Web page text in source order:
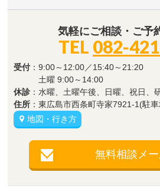
気軽にご相談・ご予
TEL 082-
受付 ：9:00～12:00／15:40～21:20
土曜 9:00～14:00
休診 ：水曜、土曜午後、日曜、祝日、
住所 ：東広島市西条町寺家7921-1(駐
地図・行き方
無料相談メ